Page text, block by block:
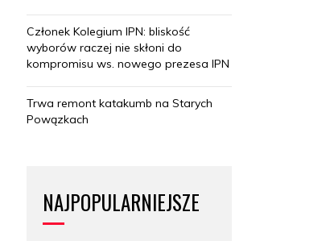
Członek Kolegium IPN: bliskość
wyborów raczej nie skłoni do
kompromisu ws. nowego prezesa IPN
Trwa remont katakumb na Starych
Powązkach
NAJPOPULARNIEJSZE